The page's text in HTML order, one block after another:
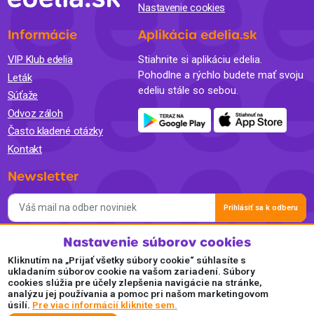
Nastavenie cookies
Informácie
VIP Klub edelia
Leták
Súťaže
Odvoz záloh
Často kladené otázky
Kontakt
Aplikácia edelia.sk
Stiahnite si aplikáciu edelia.
Pohodlne a rýchlo budete mať svoju
edeliu stále so sebou.
Newsletter
Prihlásiť sa k odberu
Súhlasím so spracovaním osobných údajov a so zasielaním
newslettra na marketingové účely a oboznámil som sa so
Zásadami ochrany osobných údajov.
Akceptujeme
Nastavenie súborov cookies
Kliknutím na „Prijať všetky súbory cookie“ súhlasíte s
ukladaním súborov cookie na vašom zariadení. Súbory
cookies slúžia pre účely zlepšenia navigácie na stránke,
analýzu jej používania a pomoc pri našom marketingovom
úsilí. Pre viac informácií kliknite sem.